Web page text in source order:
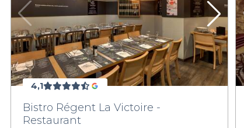
4,1
Bistro Régent La Victoire -
Restaurant